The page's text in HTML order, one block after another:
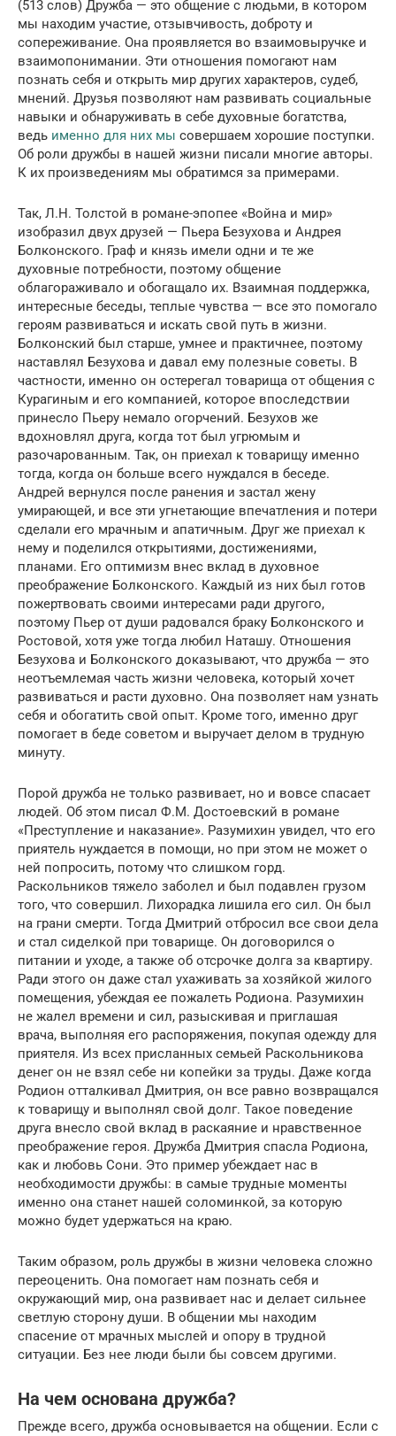
(513 слов) Дружба — это общение с людьми, в котором
мы находим участие, отзывчивость, доброту и
сопереживание. Она проявляется во взаимовыручке и
взаимопонимании. Эти отношения помогают нам
познать себя и открыть мир других характеров, судеб,
мнений. Друзья позволяют нам развивать социальные
навыки и обнаруживать в себе духовные богатства,
ведь именно для них мы совершаем хорошие поступки.
Об роли дружбы в нашей жизни писали многие авторы.
К их произведениям мы обратимся за примерами.
Так, Л.Н. Толстой в романе-эпопее «Война и мир»
изобразил двух друзей — Пьера Безухова и Андрея
Болконского. Граф и князь имели одни и те же
духовные потребности, поэтому общение
облагораживало и обогащало их. Взаимная поддержка,
интересные беседы, теплые чувства — все это помогало
героям развиваться и искать свой путь в жизни.
Болконский был старше, умнее и практичнее, поэтому
наставлял Безухова и давал ему полезные советы. В
частности, именно он остерегал товарища от общения с
Курагиным и его компанией, которое впоследствии
принесло Пьеру немало огорчений. Безухов же
вдохновлял друга, когда тот был угрюмым и
разочарованным. Так, он приехал к товарищу именно
тогда, когда он больше всего нуждался в беседе.
Андрей вернулся после ранения и застал жену
умирающей, и все эти угнетающие впечатления и потери
сделали его мрачным и апатичным. Друг же приехал к
нему и поделился открытиями, достижениями,
планами. Его оптимизм внес вклад в духовное
преображение Болконского. Каждый из них был готов
пожертвовать своими интересами ради другого,
поэтому Пьер от души радовался браку Болконского и
Ростовой, хотя уже тогда любил Наташу. Отношения
Безухова и Болконского доказывают, что дружба — это
неотъемлемая часть жизни человека, который хочет
развиваться и расти духовно. Она позволяет нам узнать
себя и обогатить свой опыт. Кроме того, именно друг
помогает в беде советом и выручает делом в трудную
минуту.
Порой дружба не только развивает, но и вовсе спасает
людей. Об этом писал Ф.М. Достоевский в романе
«Преступление и наказание». Разумихин увидел, что его
приятель нуждается в помощи, но при этом не может о
ней попросить, потому что слишком горд.
Раскольников тяжело заболел и был подавлен грузом
того, что совершил. Лихорадка лишила его сил. Он был
на грани смерти. Тогда Дмитрий отбросил все свои дела
и стал сиделкой при товарище. Он договорился о
питании и уходе, а также об отсрочке долга за квартиру.
Ради этого он даже стал ухаживать за хозяйкой жилого
помещения, убеждая ее пожалеть Родиона. Разумихин
не жалел времени и сил, разыскивая и приглашая
врача, выполняя его распоряжения, покупая одежду для
приятеля. Из всех присланных семьей Раскольникова
денег он не взял себе ни копейки за труды. Даже когда
Родион отталкивал Дмитрия, он все равно возвращался
к товарищу и выполнял свой долг. Такое поведение
друга внесло свой вклад в раскаяние и нравственное
преображение героя. Дружба Дмитрия спасла Родиона,
как и любовь Сони. Это пример убеждает нас в
необходимости дружбы: в самые трудные моменты
именно она станет нашей соломинкой, за которую
можно будет удержаться на краю.
Таким образом, роль дружбы в жизни человека сложно
переоценить. Она помогает нам познать себя и
окружающий мир, она развивает нас и делает сильнее
светлую сторону души. В общении мы находим
спасение от мрачных мыслей и опору в трудной
ситуации. Без нее люди были бы совсем другими.
На чем основана дружба?
Прежде всего, дружба основывается на общении. Если с